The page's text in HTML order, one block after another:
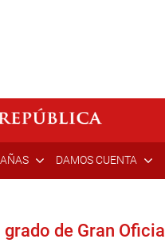
DAMOS CUENTA
de Gran Oficial